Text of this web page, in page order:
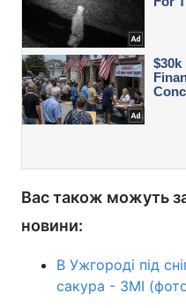
Вас також можуть
новини:
В Ужгороді під
сакура - ЗМІ